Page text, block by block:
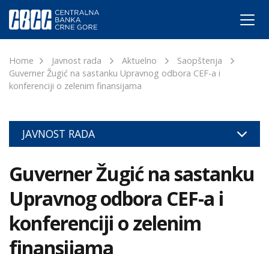
Home Javnost rada Aktuelno
Saopštenja
Guverner Žugić na sastanku Upravnog odbora CEF-a i
konferenciji o zelenim finansijama
JAVNOST RADA
Guverner Žugić na sastanku
Upravnog odbora CEF-a i
konferenciji o zelenim
finansijama